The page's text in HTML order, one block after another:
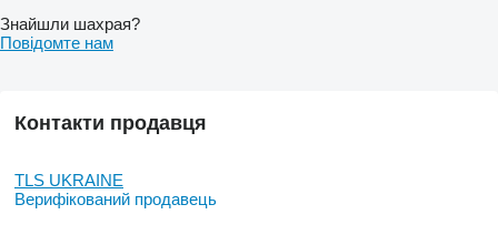
Знайшли шахрая?
Повідомте нам
Контакти продавця
TLS UKRAINE
Верифікований продавець